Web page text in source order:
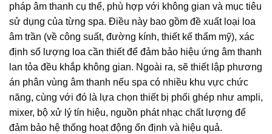
pháp âm thanh cụ thể, phù hợp với không gian và mục tiêu
sử dụng của từng spa. Điều này bao gồm đề xuất loại loa
âm trần (về công suất, đường kính, thiết kế thẩm mỹ), xác
định số lượng loa cần thiết để đảm bảo hiệu ứng âm thanh
lan tỏa đều khắp không gian. Ngoài ra, sẽ thiết lập phương
án phân vùng âm thanh nếu spa có nhiều khu vực chức
năng, cùng với đó là lựa chọn thiết bị phối ghép như ampli,
mixer, bộ xử lý tín hiệu, nguồn phát nhạc chất lượng để
đảm bảo hệ thống hoạt động ổn định và hiệu quả.